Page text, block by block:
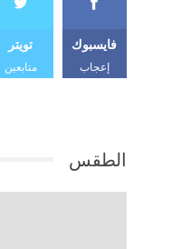
فايسبوك
إعجاب
تويتر
متابعين
الطقس